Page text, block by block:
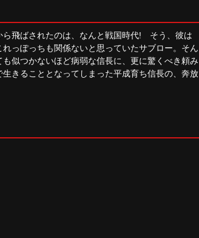
ら飛ばされたのは、なんと戦国時代! そう、彼は
っぽっちも関係ないと思っていたサブロー。そん
似つかないほど病弱な信長に、更に驚くべき頼み
きることとなってしまった平成育ち信長の、奔放